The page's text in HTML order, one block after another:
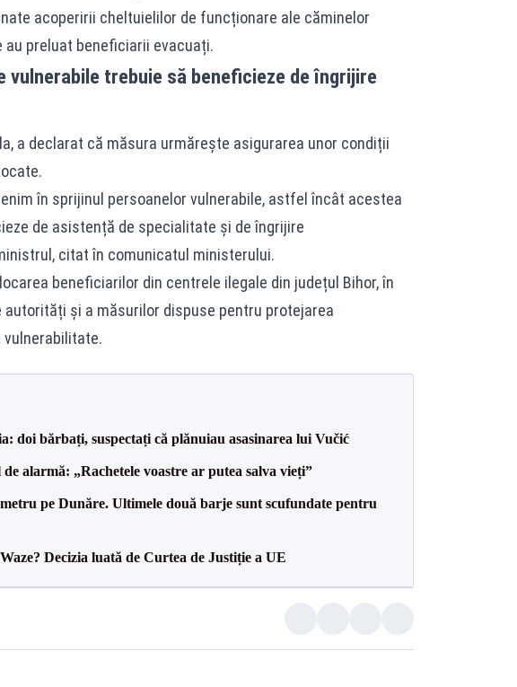
acoperirii cheltuielilor de funcționare ale căminelor
preluat beneficiarii evacuați.
vulnerabile trebuie să beneficieze de îngrijire
a declarat că măsura urmărește asigurarea unor condiții
în sprijinul persoanelor vulnerabile, astfel încât acestea
de asistență de specialitate și de îngrijire
citat în comunicatul ministerului.
beneficiarilor din centrele ilegale din județul Bihor, în
și a măsurilor dispuse pentru protejarea
doi bărbați, suspectați că plănuiau asasinarea lui Vučić
alarmă: „Rachetele voastre ar putea salva vieți”
pe Dunăre. Ultimele două barje sunt scufundate pentru
Decizia luată de Curtea de Justiție a UE